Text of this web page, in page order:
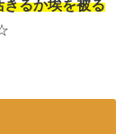
きるか埃を被る